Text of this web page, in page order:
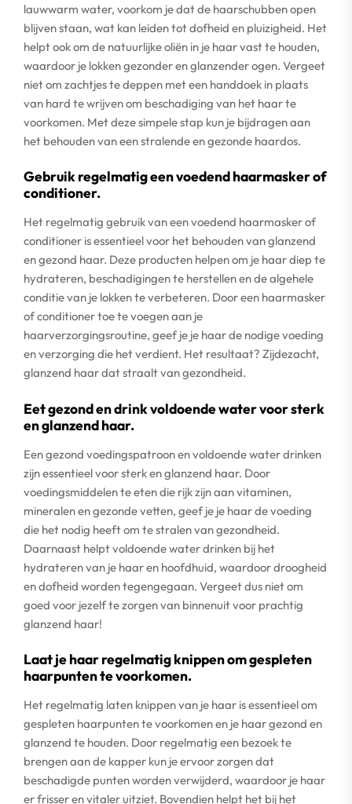
lauwwarm water, voorkom je dat de haarschubben open
blijven staan, wat kan leiden tot dofheid en pluizigheid. Het
helpt ook om de natuurlijke oliën in je haar vast te houden,
waardoor je lokken gezonder en glanzender ogen. Vergeet
niet om zachtjes te deppen met een handdoek in plaats
van hard te wrijven om beschadiging van het haar te
voorkomen. Met deze simpele stap kun je bijdragen aan
het behouden van een stralende en gezonde haardos.
Gebruik regelmatig een voedend haarmasker of
conditioner.
Het regelmatig gebruik van een voedend haarmasker of
conditioner is essentieel voor het behouden van glanzend
en gezond haar. Deze producten helpen om je haar diep te
hydrateren, beschadigingen te herstellen en de algehele
conditie van je lokken te verbeteren. Door een haarmasker
of conditioner toe te voegen aan je
haarverzorgingsroutine, geef je je haar de nodige voeding
en verzorging die het verdient. Het resultaat? Zijdezacht,
glanzend haar dat straalt van gezondheid.
Eet gezond en drink voldoende water voor sterk
en glanzend haar.
Een gezond voedingspatroon en voldoende water drinken
zijn essentieel voor sterk en glanzend haar. Door
voedingsmiddelen te eten die rijk zijn aan vitaminen,
mineralen en gezonde vetten, geef je je haar de voeding
die het nodig heeft om te stralen van gezondheid.
Daarnaast helpt voldoende water drinken bij het
hydrateren van je haar en hoofdhuid, waardoor droogheid
en dofheid worden tegengegaan. Vergeet dus niet om
goed voor jezelf te zorgen van binnenuit voor prachtig
glanzend haar!
Laat je haar regelmatig knippen om gespleten
haarpunten te voorkomen.
Het regelmatig laten knippen van je haar is essentieel om
gespleten haarpunten te voorkomen en je haar gezond en
glanzend te houden. Door regelmatig een bezoek te
brengen aan de kapper kun je ervoor zorgen dat
beschadigde punten worden verwijderd, waardoor je haar
er frisser en vitaler uitziet. Bovendien helpt het bij het